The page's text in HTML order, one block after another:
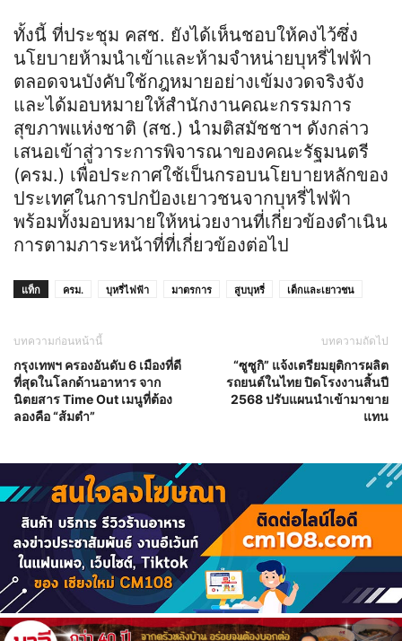
ทั้งนี้ ที่ประชุม คสช. ยังได้เห็นชอบให้คงไว้ซึ่ง
นโยบายห้ามนำเข้าและห้ามจำหน่ายบุหรี่ไฟฟ้า
ตลอดจนบังคับใช้กฎหมายอย่างเข้มงวดจริงจัง
และได้มอบหมายให้สำนักงานคณะกรรมการ
สุขภาพแห่งชาติ (สช.) นำมติสมัชชาฯ ดังกล่าว
เสนอเข้าสู่วาระการพิจารณาของคณะรัฐมนตรี
(ครม.) เพื่อประกาศใช้เป็นกรอบนโยบายหลักของ
ประเทศในการปกป้องเยาวชนจากบุหรี่ไฟฟ้า
พร้อมทั้งมอบหมายให้หน่วยงานที่เกี่ยวข้องดำเนิน
การตามภาระหน้าที่ที่เกี่ยวข้องต่อไป
แท็ก ครม. บุหรี่ไฟฟ้า มาตรการ สูบบุหรี่ เด็กและเยาวชน
บทความก่อนหน้านี้
กรุงเทพฯ ครองอันดับ 6 เมืองที่ดี
ที่สุดในโลกด้านอาหาร จาก
นิตยสาร Time Out เมนูที่ต้อง
ลองคือ “ส้มตำ”
บทความถัดไป
“ซูซูกิ” แจ้งเตรียมยุติการผลิต
รถยนต์ในไทย ปิดโรงงานสิ้นปี
2568 ปรับแผนนำเข้ามาขาย
แทน